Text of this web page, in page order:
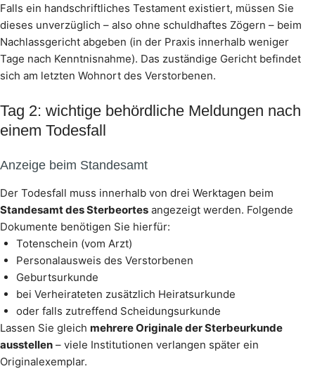
Falls ein handschriftliches Testament existiert, müssen Sie
dieses unverzüglich – also ohne schuldhaftes Zögern – beim
Nachlassgericht abgeben (in der Praxis innerhalb weniger
Tage nach Kenntnisnahme). Das zuständige Gericht befindet
sich am letzten Wohnort des Verstorbenen.
Tag 2: wichtige behördliche Meldungen nach
einem Todesfall
Anzeige beim Standesamt
Der Todesfall muss innerhalb von drei Werktagen beim
Standesamt des Sterbeortes angezeigt werden. Folgende
Dokumente benötigen Sie hierfür:
Totenschein (vom Arzt)
Personalausweis des Verstorbenen
Geburtsurkunde
bei Verheirateten zusätzlich Heiratsurkunde
oder falls zutreffend Scheidungsurkunde
Lassen Sie gleich mehrere Originale der Sterbeurkunde
ausstellen – viele Institutionen verlangen später ein
Originalexemplar.